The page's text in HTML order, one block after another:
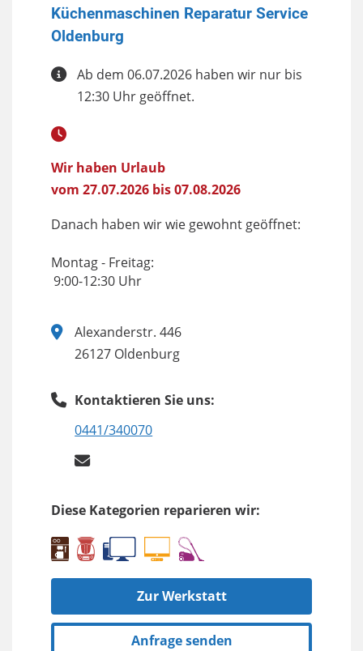
Küchenmaschinen Reparatur Service
Oldenburg
Ab dem 06.07.2026 haben wir nur bis
12:30 Uhr geöffnet.
Wir haben Urlaub
vom 27.07.2026 bis 07.08.2026
Danach haben wir wie gewohnt geöffnet:
Montag - Freitag:
9:00-12:30 Uhr
Alexanderstr. 446
26127 Oldenburg
Kontaktieren Sie uns:
0441/340070
Diese Kategorien reparieren wir:
Zur Werkstatt
Anfrage senden